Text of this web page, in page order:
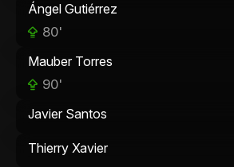
Ángel Gutiérrez
80'
Mauber Torres
90'
Javier Santos
Thierry Xavier